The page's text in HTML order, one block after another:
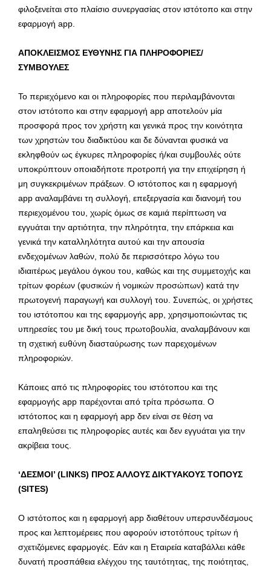
φιλοξενείται στο πλαίσιο συνεργασίας στον ιστότοπο και στην
εφαρμογή app.
ΑΠΟΚΛΕΙΣΜΟΣ ΕΥΘΥΝΗΣ ΓΙΑ ΠΛΗΡΟΦΟΡΙΕΣ/
ΣΥΜΒΟΥΛΕΣ
Το περιεχόμενο και οι πληροφορίες που περιλαμβάνονται
στον ιστότοπο και στην εφαρμογή app αποτελούν μία
προσφορά προς τον χρήστη και γενικά προς την κοινότητα
των χρηστών του διαδικτύου και δε δύνανται φυσικά να
εκληφθούν ως έγκυρες πληροφορίες ή/και συμβουλές ούτε
υποκρύπτουν οποιαδήποτε προτροπή για την επιχείρηση ή
μη συγκεκριμένων πράξεων. Ο ιστότοπος και η εφαρμογή
app αναλαμβάνει τη συλλογή, επεξεργασία και διανομή του
περιεχομένου του, χωρίς όμως σε καμιά περίπτωση να
εγγυάται την αρτιότητα, την πληρότητα, την επάρκεια και
γενικά την καταλληλότητα αυτού και την απουσία
ενδεχομένων λαθών, πολύ δε περισσότερο λόγω του
ιδιαιτέρως μεγάλου όγκου του, καθώς και της συμμετοχής και
τρίτων φορέων (φυσικών ή νομικών προσώπων) κατά την
πρωτογενή παραγωγή και συλλογή του. Συνεπώς, οι χρήστες
του ιστότοπου και της εφαρμογής app, χρησιμοποιώντας τις
υπηρεσίες του με δική τους πρωτοβουλία, αναλαμβάνουν και
τη σχετική ευθύνη διασταύρωσης των παρεχομένων
πληροφοριών.
Κάποιες από τις πληροφορίες του ιστότοπου και της
εφαρμογής app παρέχονται από τρίτα πρόσωπα. Ο
ιστότοπος και η εφαρμογή app δεν είναι σε θέση να
επαληθεύσει τις πληροφορίες αυτές και δεν εγγυάται για την
ακρίβεια τους.
‘ΔΕΣΜΟΙ’ (LINKS) ΠΡΟΣ ΑΛΛΟΥΣ ΔΙΚΤΥΑΚΟΥΣ ΤΟΠΟΥΣ
(SITES)
Ο ιστότοπος και η εφαρμογή app διαθέτουν υπερσυνδέσμους
προς και λεπτομέρειες που αφορούν ιστοτόπους τρίτων ή
σχετιζόμενες εφαρμογές. Εάν και η Εταιρεία καταβάλλει κάθε
δυνατή προσπάθεια ελέγχου της ταυτότητας, της ποιότητας,